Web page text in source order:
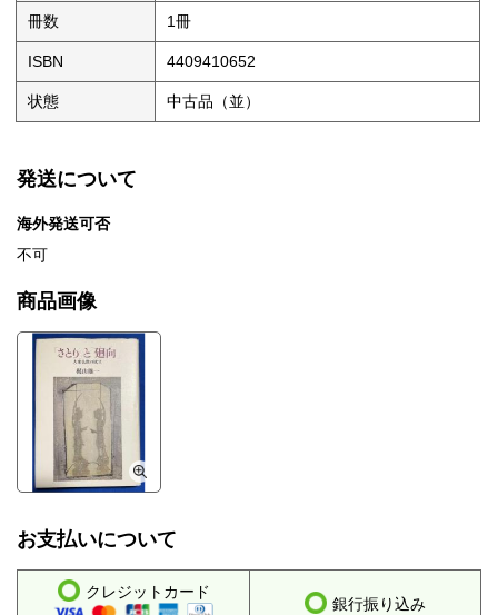
冊数 1冊
ISBN 4409410652
状態 中古品（並）
発送について
海外発送可否
不可
商品画像
お支払いについて
クレジットカード
銀行振り込み